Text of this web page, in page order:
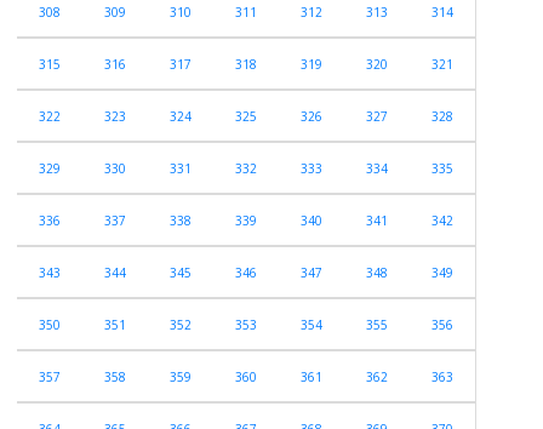
308 309 310 311 312 313 314
315 316 317 318 319 320 321
322 323 324 325 326 327 328
329 330 331 332 333 334 335
336 337 338 339 340 341 342
343 344 345 346 347 348 349
350 351 352 353 354 355 356
357 358 359 360 361 362 363